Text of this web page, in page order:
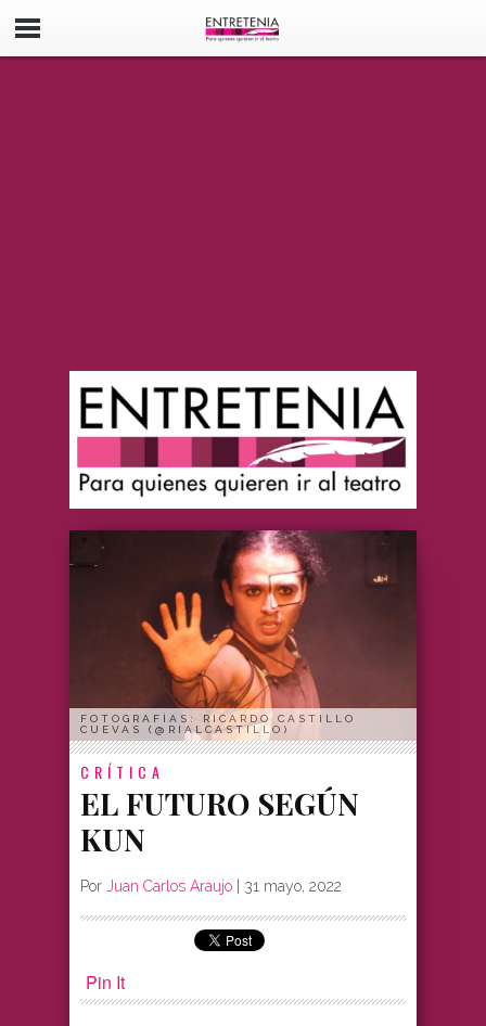
FOTOGRAFÌAS: RICARDO CASTILLO
CUEVAS (@RIALCASTILLO)
CRÍTICA
EL FUTURO SEGÚN
KUN
Por Juan Carlos Araujo | 31 mayo, 2022
Pin It